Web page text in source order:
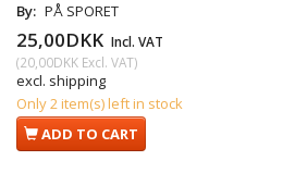
By: PÅ SPORET
25,00DKK Incl. VAT
(20,00DKK Excl. VAT)
excl. shipping
Only 2 item(s) left in stock
ADD TO CART